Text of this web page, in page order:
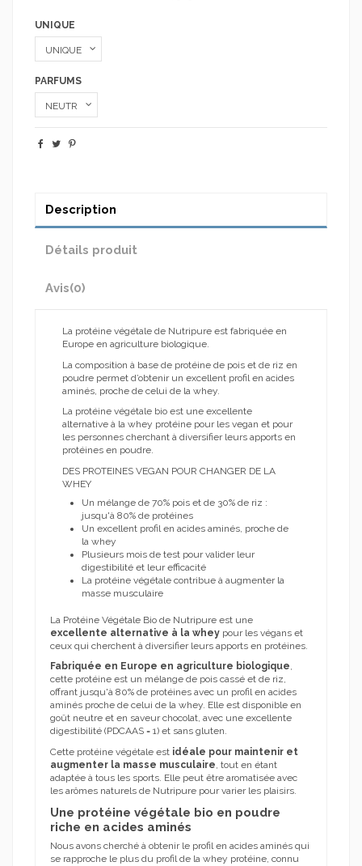
UNIQUE
PARFUMS
Description
Détails produit
Avis(0)
La protéine végétale de Nutripure est fabriquée en
Europe en agriculture biologique.
La composition à base de protéine de pois et de riz en
poudre permet d’obtenir un excellent profil en acides
aminés, proche de celui de la whey.
La protéine végétale bio est une excellente
alternative à la whey protéine pour les vegan et pour
les personnes cherchant à diversifier leurs apports en
protéines en poudre.
DES PROTEINES VEGAN POUR CHANGER DE LA
WHEY
Un mélange de 70% pois et de 30% de riz :
jusqu'à 80% de protéines
Un excellent profil en acides aminés, proche de
la whey
Plusieurs mois de test pour valider leur
digestibilité et leur efficacité
La protéine végétale contribue à augmenter la
masse musculaire
La Protéine Végétale Bio de Nutripure est une
excellente alternative à la whey pour les végans et
ceux qui cherchent à diversifier leurs apports en protéines.
Fabriquée en Europe en agriculture biologique,
cette protéine est un mélange de pois cassé et de riz,
offrant jusqu'à 80% de protéines avec un profil en acides
aminés proche de celui de la whey. Elle est disponible en
goût neutre et en saveur chocolat, avec une excellente
digestibilité (PDCAAS = 1) et sans gluten.
Cette protéine végétale est idéale pour maintenir et
augmenter la masse musculaire, tout en étant
adaptée à tous les sports. Elle peut être aromatisée avec
les arômes naturels de Nutripure pour varier les plaisirs.
Une protéine végétale bio en poudre
riche en acides aminés
Nous avons cherché à obtenir le profil en acides aminés qui
se rapproche le plus du profil de la whey protéine, connu